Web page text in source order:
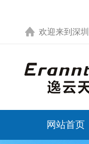
欢迎来到 深
网站首页